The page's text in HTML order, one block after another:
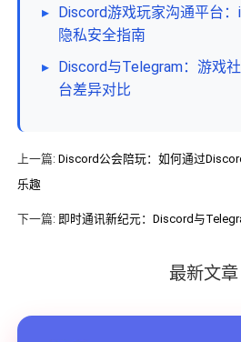
▸ Discord游戏玩家沟通平台
隐私安全指南
▸ Discord与Telegram：游戏
台差异对比
上一篇: Discord公会陪玩：如何通过
乐趣
下一篇: 即时通讯新纪元：Discord与
最新文章